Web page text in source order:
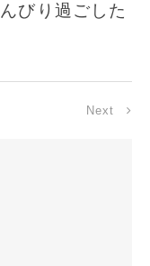
びり過ごした
Next